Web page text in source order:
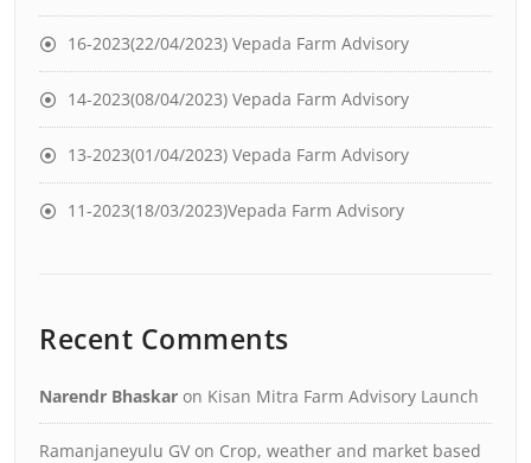
16-2023(22/04/2023) Vepada Farm Advisory
14-2023(08/04/2023) Vepada Farm Advisory
13-2023(01/04/2023) Vepada Farm Advisory
11-2023(18/03/2023)Vepada Farm Advisory
Recent Comments
Narendr Bhaskar on Kisan Mitra Farm Advisory Launch
Ramanjaneyulu GV on Crop, weather and market based